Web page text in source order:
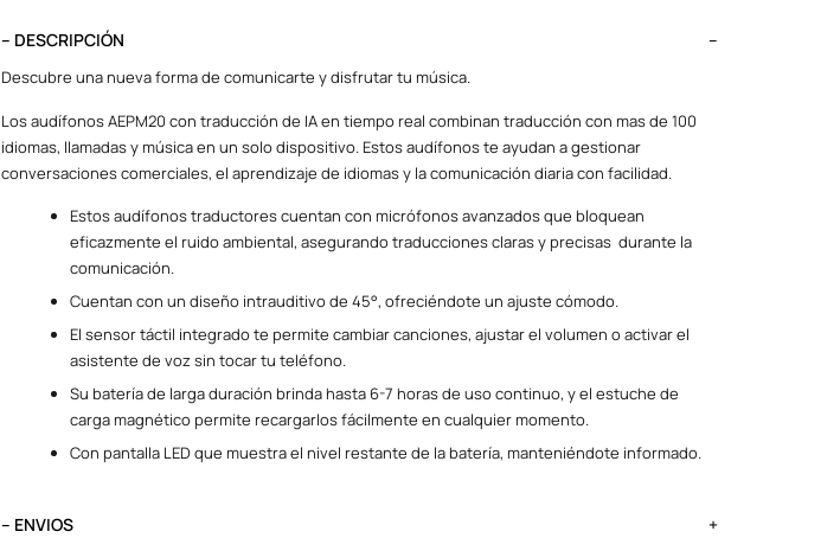
– DESCRIPCIÓN
Descubre una nueva forma de comunicarte y disfrutar tu música.
Los audífonos AEPM20 con traducción de IA en tiempo real combinan traducción con mas de 100
idiomas, llamadas y música en un solo dispositivo. Estos audífonos te ayudan a gestionar
conversaciones comerciales, el aprendizaje de idiomas y la comunicación diaria con facilidad.
Estos audífonos traductores cuentan con micrófonos avanzados que bloquean
eficazmente el ruido ambiental, asegurando traducciones claras y precisas durante la
comunicación.
Cuentan con un diseño intrauditivo de 45°, ofreciéndote un ajuste cómodo.
El sensor táctil integrado te permite cambiar canciones, ajustar el volumen o activar el
asistente de voz sin tocar tu teléfono.
Su batería de larga duración brinda hasta 6-7 horas de uso continuo, y el estuche de
carga magnético permite recargarlos fácilmente en cualquier momento.
Con pantalla LED que muestra el nivel restante de la batería, manteniéndote informado.
– ENVIOS